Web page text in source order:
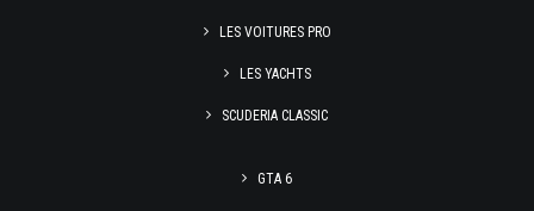
LES VOITURES PRO
LES YACHTS
SCUDERIA CLASSIC
GTA 6